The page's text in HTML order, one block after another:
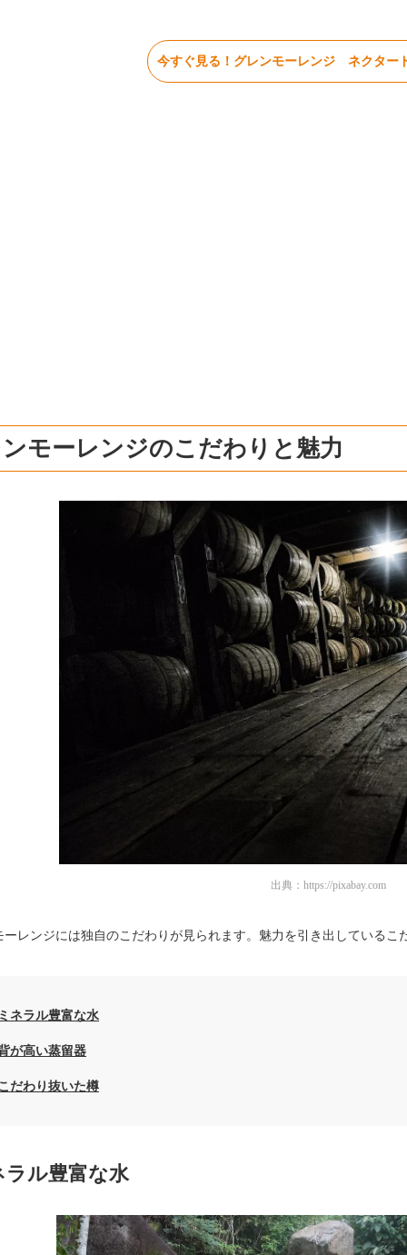
今すぐ見る！グレンモーレンジ ネクター
モーレンジのこだわりと魅力
出典： https://pixabay.com
ーレンジには独自のこだわりが見られます。魅力を引き出しているこ
ネラル豊富な水
が高い蒸留器
だわり抜いた樽
ラル豊富な水